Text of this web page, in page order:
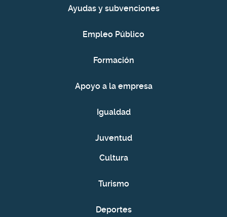
Ayudas y subvenciones
Empleo Público
Formación
Apoyo a la empresa
Igualdad
Juventud
Cultura
Turismo
Deportes